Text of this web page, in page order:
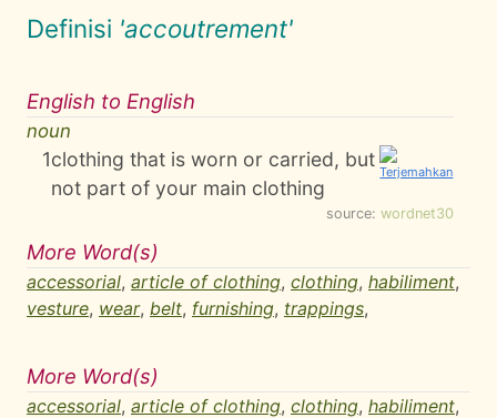
Definisi 'accoutrement'
English to English
noun
1clothing that is worn or carried, but
not part of your main clothing
source: wordnet30
More Word(s)
accessorial, article of clothing, clothing, habiliment,
vesture, wear, belt, furnishing, trappings,
More Word(s)
accessorial, article of clothing, clothing, habiliment,